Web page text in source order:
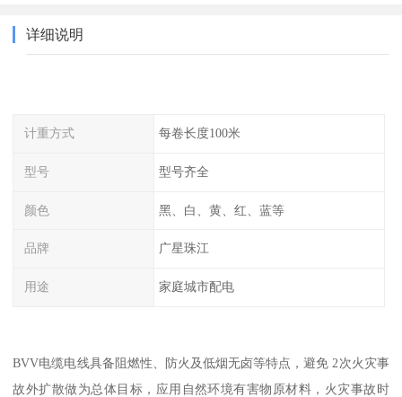
详细说明
计重方式 每卷长度100米
型号 型号齐全
颜色 黑、白、黄、红、蓝等
品牌 广星珠江
用途 家庭城市配电
BVV电缆电线具备阻燃性、防火及低烟无卤等特点，避免 2次火灾事
故外扩散做为总体目标，应用自然环境有害物原材料，火灾事故时